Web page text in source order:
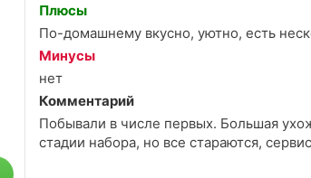
Плюсы
По-домашнему вкусно, уютно, есть
Минусы
нет
Комментарий
Побывали в числе первых. Большая
стадии набора, но все стараются,